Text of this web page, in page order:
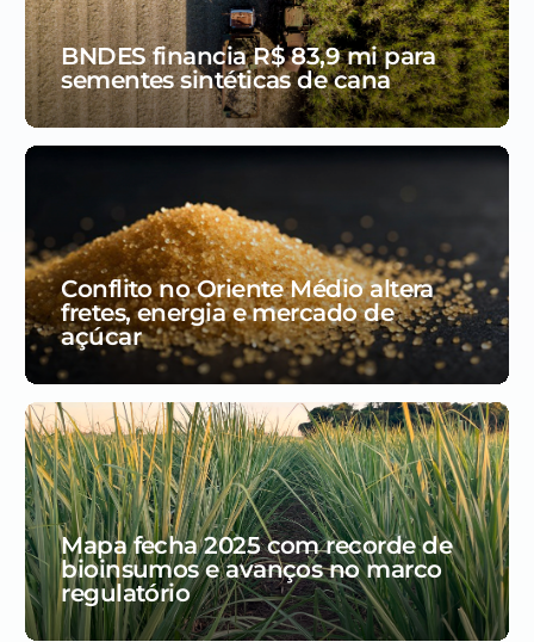
BNDES financia R$ 83,9 mi para
sementes sintéticas de cana
Conflito no Oriente Médio altera
fretes, energia e mercado de
açúcar
Mapa fecha 2025 com recorde de
bioinsumos e avanços no marco
regulatório